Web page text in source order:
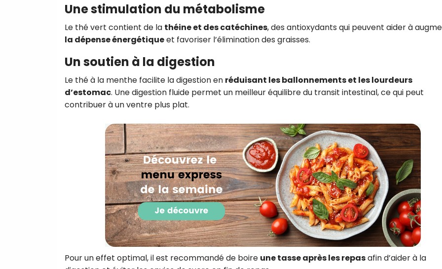
Une stimulation du métabolisme
Le thé vert contient de la théine et des catéchines, des antioxydants qui peuvent aider à
la dépense énergétiqueet favoriser l’élimination des graisses.
Un soutien à la digestion
Le thé à la menthe facilite la digestion en réduisant les ballonnements et les lourdeurs
d’estomac. Une digestion fluide permet un meilleur équilibre du transit intestinal, ce qui peut
contribuer à un ventre plus plat.
Pour un effet optimal, il est recommandé de boire une tasse après les repasafin d’aider à la